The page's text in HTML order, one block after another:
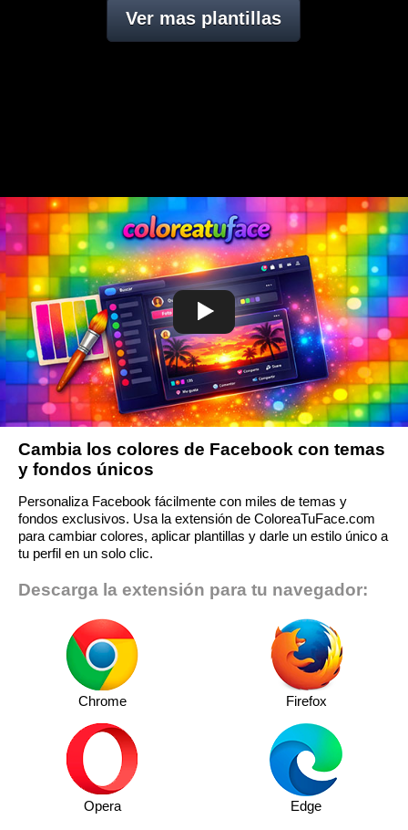
Ver mas plantillas
Cambia los colores de Facebook con temas
y fondos únicos
Personaliza Facebook fácilmente con miles de temas y
fondos exclusivos. Usa la extensión de ColoreaTuFace.com
para cambiar colores, aplicar plantillas y darle un estilo único a
tu perfil en un solo clic.
Descarga la extensión para tu navegador:
Chrome Firefox
Opera Edge